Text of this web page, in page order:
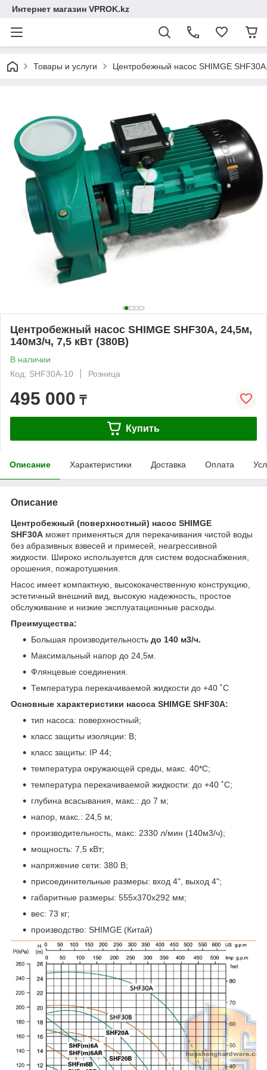
Интернет магазин VPROK.kz
Товары и услуги Центробежный насос SHIMGE
Центробежный насос SHIMGE SHF30A, 24,5м,
140м3/ч, 7,5 кВт (380В)
В наличии
Код: SHF30A-10
Розница
495 000 ₸
Купить
Описание Характеристики Доставка Оплата
Описание
Центробежный (поверхностный) насос SHIMGE
SHF30A может применяться для перекачивания чистой воды
без абразивных взвесей и примесей, неагрессивной
жидкости. Широко используется для систем водоснабжения,
орошения, пожаротушения.
Насос имеет компактную, высококачественную конструкцию,
эстетичный внешний вид, высокую надежность, простое
обслуживание и низкие эксплуатационные расходы.
Преимущества:
Большая производительность до 140 м3/ч.
Максимальный напор до 24,5м.
Флянцевые соединения.
Температура перекачиваемой жидкости до +40 ˚С
Основные характеристики насоса SHIMGE SHF30A:
тип насоса: поверхностный;
класс защиты изоляции: B;
класс защиты: IP 44;
температура окружающей среды, макс. 40*С;
температура перекачиваемой жидкости: до +40 ˚С;
глубина всасывания, макс.: до 7 м;
напор, макс.: 24,5 м;
производительность, макс: 2330 л/мин (140м3/ч);
мощность: 7,5 кВт;
напряжение сети: 380 В;
присоединительные размеры: вход 4", выход 4";
габаритные размеры: 555x370x292 мм;
вес: 73 кг;
производство: SHIMGE (Китай)